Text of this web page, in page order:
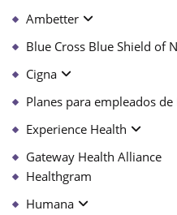
Ambetter
Blue Cross Blue Shield of
Cigna
Planes para empleados de
Experience Health
Gateway Health Alliance
Healthgram
Humana